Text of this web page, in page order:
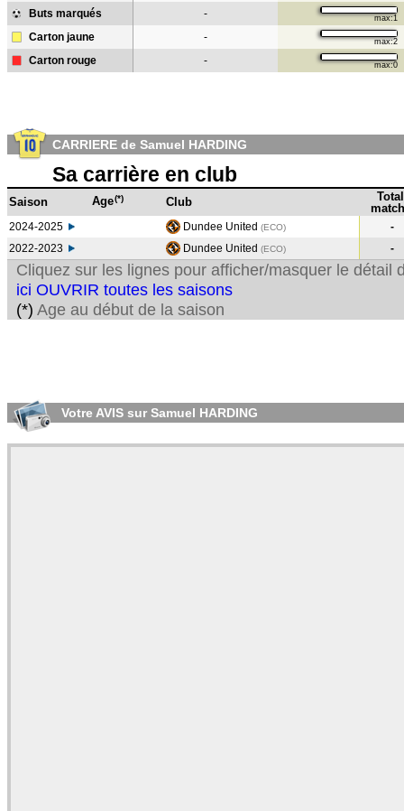
Buts marqués - max:1
Carton jaune - max:2
Carton rouge - max:0
CARRIERE de Samuel HARDING
Sa carrière en club
Saison Age(*) Club
Total
2024-2025 Dundee United (ECO)
-
2022-2023
Dundee United (ECO) -
Cliquez sur les lignes pour afficher/masquer le détail
ici OUVRIR toutes les saisons
(*) Age au début de la saison
Votre AVIS sur Samuel HARDING